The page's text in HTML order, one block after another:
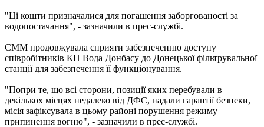
"Ці кошти призначалися для погашення заборгованості за
водопостачання", - зазначили в прес-службі.
СММ продовжувала сприяти забезпеченню доступу
співробітників КП Вода Донбасу до Донецької фільтрувальної
станції для забезпечення її функціонування.
"Попри те, що всі сторони, позиції яких перебували в
декількох місцях недалеко від ДФС, надали гарантії безпеки,
місія зафіксувала в цьому районі порушення режиму
припинення вогню", - зазначили в прес-службі.